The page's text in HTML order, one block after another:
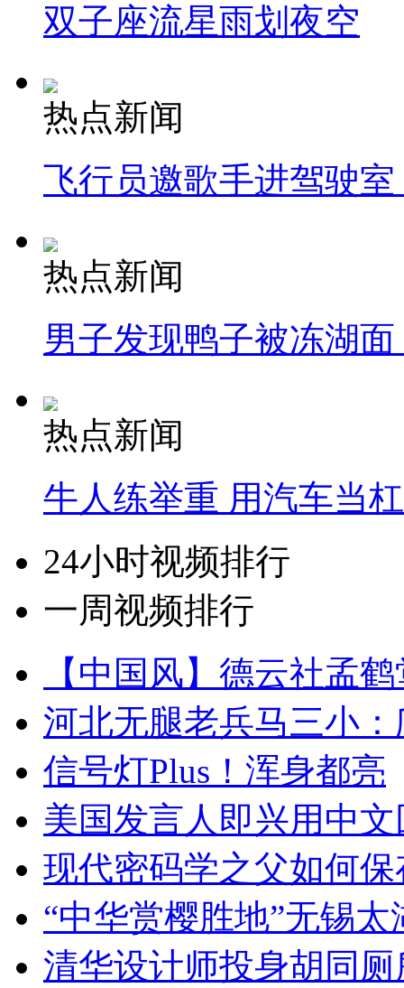
双子座流星雨划夜空
热点新闻
飞行员邀歌手进驾驶
热点新闻
男子发现鸭子被冻湖
热点新闻
牛人练举重 用汽车当
24小时视频排行
一周视频排行
【中国风】德云社孟
河北无腿老兵马三小
信号灯Plus！浑身都亮
美国发言人即兴用中
现代密码学之父如何
“中华赏樱胜地”无锡
清华设计师投身胡同